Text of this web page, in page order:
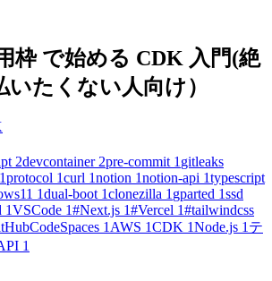
枠 で始める CDK 入門(絶
たくない人向け）
2devcontainer 2pre-commit 1 gitleaks
1protocol 1curl 1notion 1notion-api 1typescript
1dual-boot 1clonezilla 1 gparted 1ssd
1VSCode 1#Next.js 1#Vercel 1#tailwindcss
1 AWS 1CDK 1Node.js 1 テ
1